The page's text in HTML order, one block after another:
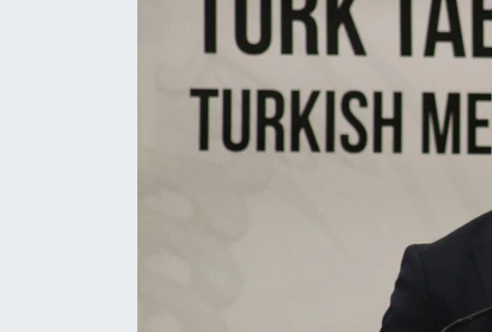
KKTC YEREL SEÇİM 2018
Kültür Sanat